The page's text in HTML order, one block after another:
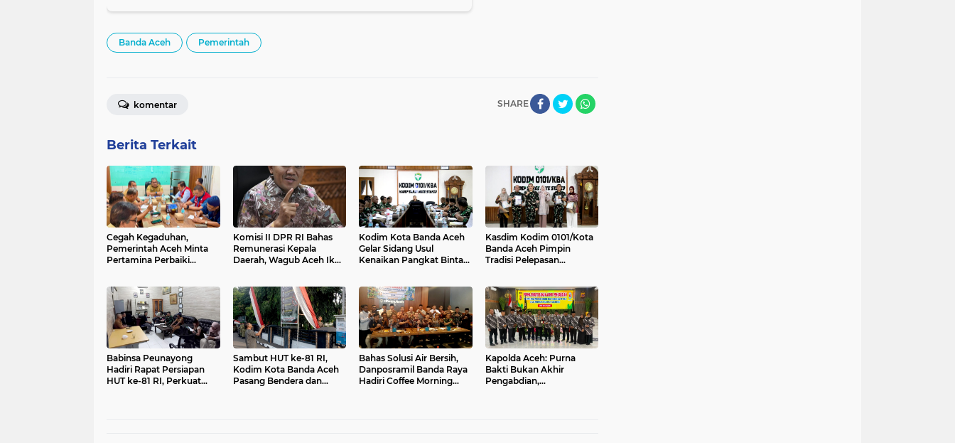
Banda Aceh Pemerintah
SHARE
komentar
Berita Terkait
Cegah Kegaduhan,
Pemerintah Aceh Minta
Pertamina Perbaiki
Komisi II DPR RI Bahas
Remunerasi Kepala
Daerah, Wagub Aceh Ikut
Kodim Kota Banda Aceh
Gelar Sidang Usul
Kenaikan Pangkat Bintara
Kasdim Kodim 0101/Kota
Banda Aceh Pimpin
Tradisi Pelepasan
Babinsa Peunayong
Hadiri Rapat Persiapan
HUT ke-81 RI, Perkuat
Sambut HUT ke-81 RI,
Kodim Kota Banda Aceh
Pasang Bendera dan
Bahas Solusi Air Bersih,
Danposramil Banda Raya
Hadiri Coffee Morning
Kapolda Aceh: Purna
Bakti Bukan Akhir
Pengabdian,